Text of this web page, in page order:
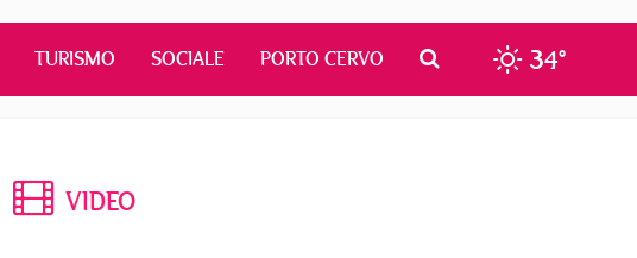
TURISMO SOCIALE PORTO CERVO 34°
VIDEO